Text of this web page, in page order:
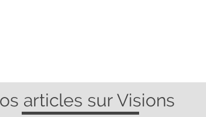
articles sur Visions